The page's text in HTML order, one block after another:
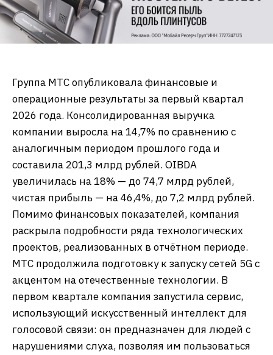
Группа МТС опубликовала финансовые и
операционные результаты за первый квартал
2026 года. Консолидированная выручка
компании выросла на 14,7% по сравнению с
аналогичным периодом прошлого года и
составила 201,3 млрд рублей. OIBDA
увеличилась на 18% — до 74,7 млрд рублей,
чистая прибыль — на 46,4%, до 7,2 млрд рублей.
Помимо финансовых показателей, компания
раскрыла подробности ряда технологических
проектов, реализованных в отчётном периоде.
МТС продолжила подготовку к запуску сетей 5G с
акцентом на отечественные технологии. В
первом квартале компания запустила сервис,
использующий искусственный интеллект для
голосовой связи: он предназначен для людей с
нарушениями слуха, позволяя им пользоваться